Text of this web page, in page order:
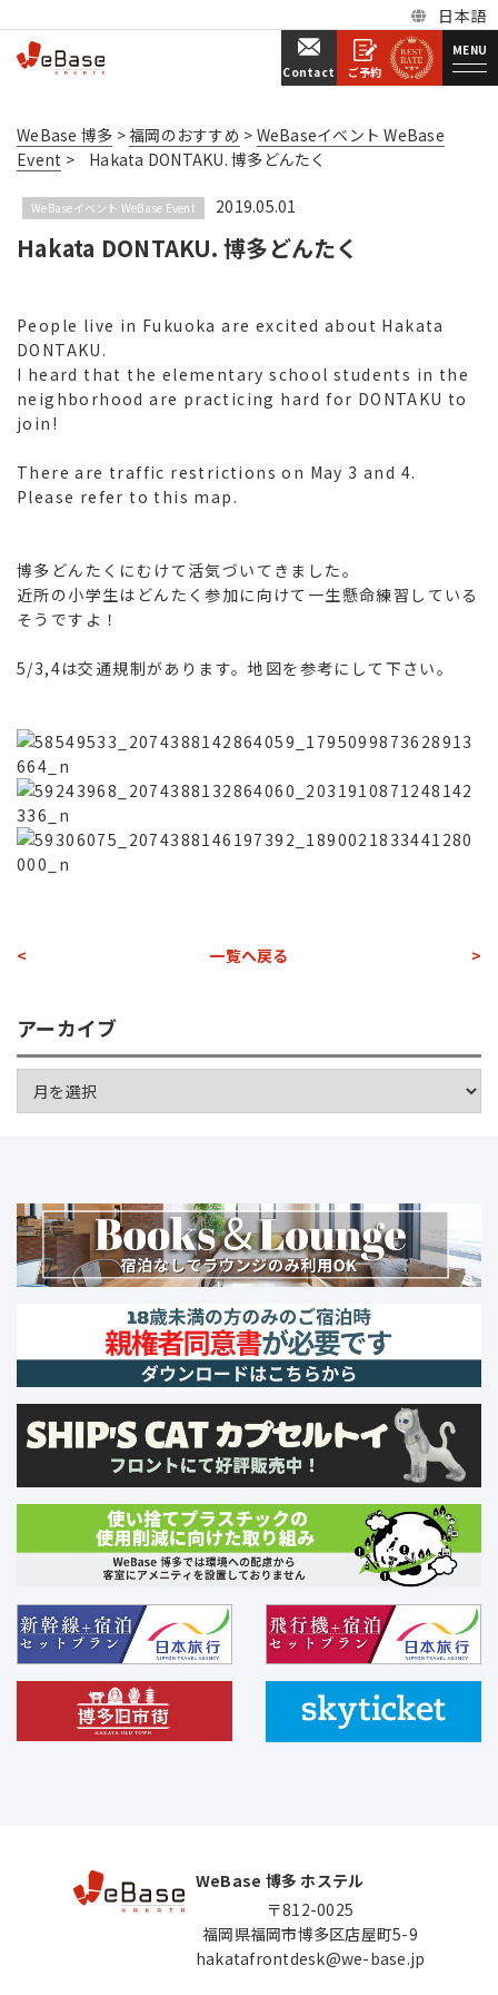
日本語
ご予約
Contact
MENU
WeBase 博多 >福岡のおすすめ > WeBaseイベント WeBase
Event > Hakata DONTAKU. 博多どんたく
WeBaseイベント WeBase Event 2019.05.01
Hakata DONTAKU. 博多どんたく
People live in Fukuoka are excited about Hakata
DONTAKU.
I heard that the elementary school students in the
neighborhood are practicing hard for DONTAKU to
join!
There are traffic restrictions on May 3 and 4.
Please refer to this map.
博多どんたくにむけて活気づいてきました。
近所の小学生はどんたく参加に向けて一生懸命練習している
そうですよ！
5/3,4は交通規制があります。地図を参考にして下さい。
一覧へ戻る
< >
アーカイブ
WeBase 博多 ホステル
〒812-0025
福岡県福岡市博多区店屋町5-9
hakatafrontdesk@we-base.jp